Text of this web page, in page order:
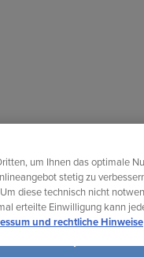
um Ihnen das optimale
stetig zu
diese technisch nicht
erteilte Einwilligung kann
und rechtliche Hinweise